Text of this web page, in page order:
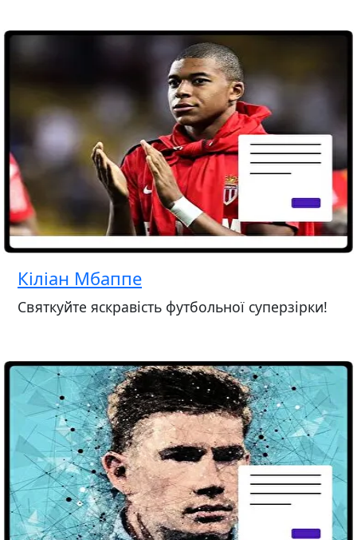
Кіліан Мбаппе
Святкуйте яскравість футбольної суперзірки!